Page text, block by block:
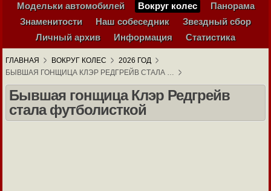
Модельки автомобилей
Вокруг колес
Панорама
Знаменитости
Наш собеседник
Звездный сбор
Личный архив
Информация Статистика
ГЛАВНАЯ ВОКРУГ КОЛЕС
2026 ГОД
БЫВШАЯ ГОНЩИЦА КЛЭР РЕДГРЕЙВ СТАЛА …
Бывшая гонщица Клэр Редгрейв
стала футболисткой